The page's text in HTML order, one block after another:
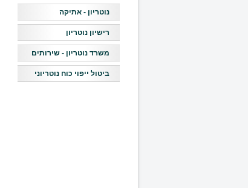
נוטריון - אתיקה
רישיון נוטריון
משרד נוטריון - שירותים
ביטול ייפוי כוח נוטריוני